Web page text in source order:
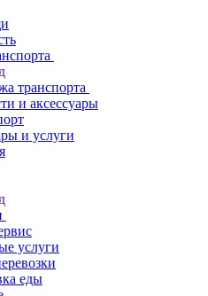
транспорта
и аксессуары
и услуги
услуги
еды